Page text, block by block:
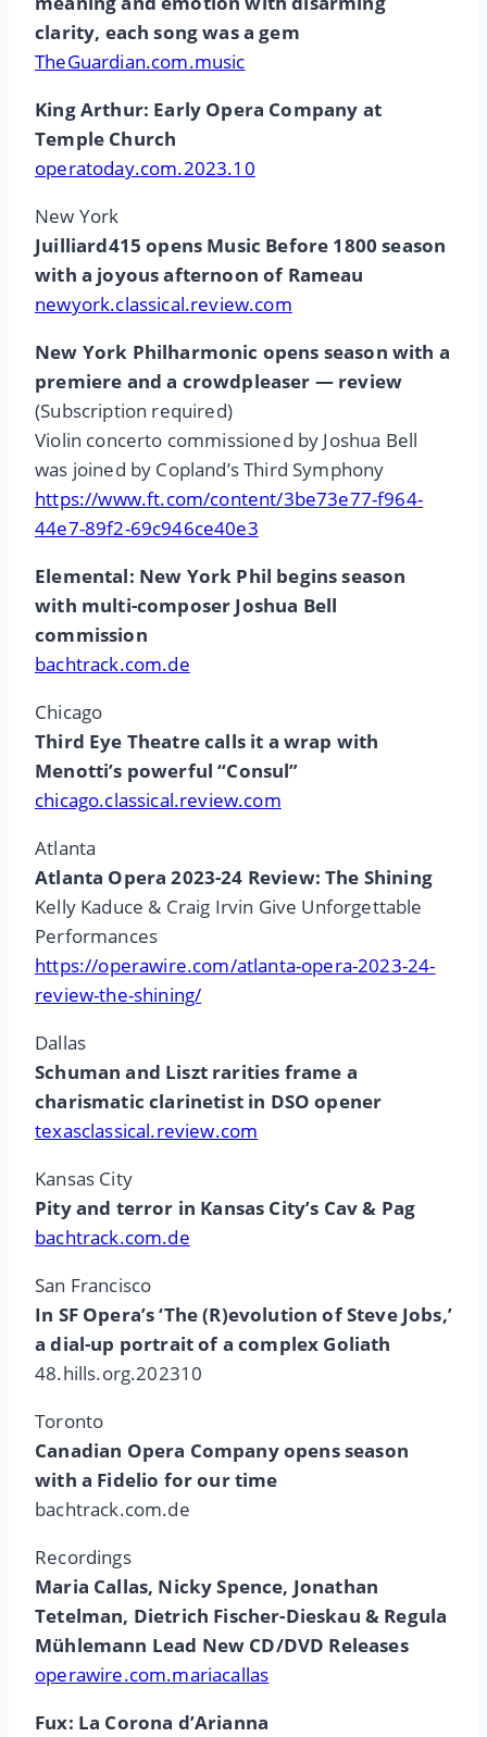
clarity, each song was a gem
TheGuardian.com.music
King Arthur: Early Opera Company at
Temple Church
operatoday.com.2023.10
New York
Juilliard415 opens Music Before 1800 season
with a joyous afternoon of Rameau
newyork.classical.review.com
New York Philharmonic opens season with a
premiere and a crowdpleaser — review
(Subscription required)
Violin concerto commissioned by Joshua Bell
was joined by Copland’s Third Symphony
https://www.ft.com/content/3be73e77-f964-
44e7-89f2-69c946ce40e3
Elemental: New York Phil begins season
with multi-composer Joshua Bell
commission
bachtrack.com.de
Chicago
Third Eye Theatre calls it a wrap with
Menotti’s powerful “Consul”
chicago.classical.review.com
Atlanta
Atlanta Opera 2023-24 Review: The Shining
Kelly Kaduce & Craig Irvin Give Unforgettable
Performances
https://operawire.com/atlanta-opera-2023-24-
review-the-shining/
Dallas
Schuman and Liszt rarities frame a
charismatic clarinetist in DSO opener
texasclassical.review.com
Kansas City
Pity and terror in Kansas City’s Cav & Pag
bachtrack.com.de
San Francisco
In SF Opera’s ‘The (R)evolution of Steve Jobs,’
a dial-up portrait of a complex Goliath
48.hills.org.202310
Toronto
Canadian Opera Company opens season
with a Fidelio for our time
bachtrack.com.de
Recordings
Maria Callas, Nicky Spence, Jonathan
Tetelman, Dietrich Fischer-Dieskau & Regula
Mühlemann Lead New CD/DVD Releases
operawire.com.mariacallas
Fux: La Corona d’Arianna